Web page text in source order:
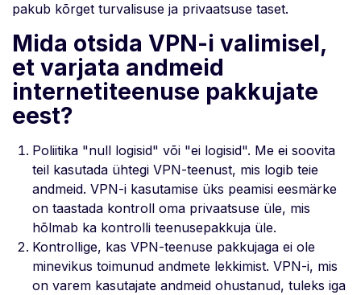
pakub kõrget turvalisuse ja privaatsuse taset.
Mida otsida VPN-i valimisel,
et varjata andmeid
internetiteenuse pakkujate
eest?
Poliitika "null logisid" või "ei logisid". Me ei soovita
teil kasutada ühtegi VPN-teenust, mis logib teie
andmeid. VPN-i kasutamise üks peamisi eesmärke
on taastada kontroll oma privaatsuse üle, mis
hõlmab ka kontrolli teenusepakkuja üle.
Kontrollige, kas VPN-teenuse pakkujaga ei ole
minevikus toimunud andmete lekkimist. VPN-i, mis
on varem kasutajate andmeid ohustanud, tuleks iga